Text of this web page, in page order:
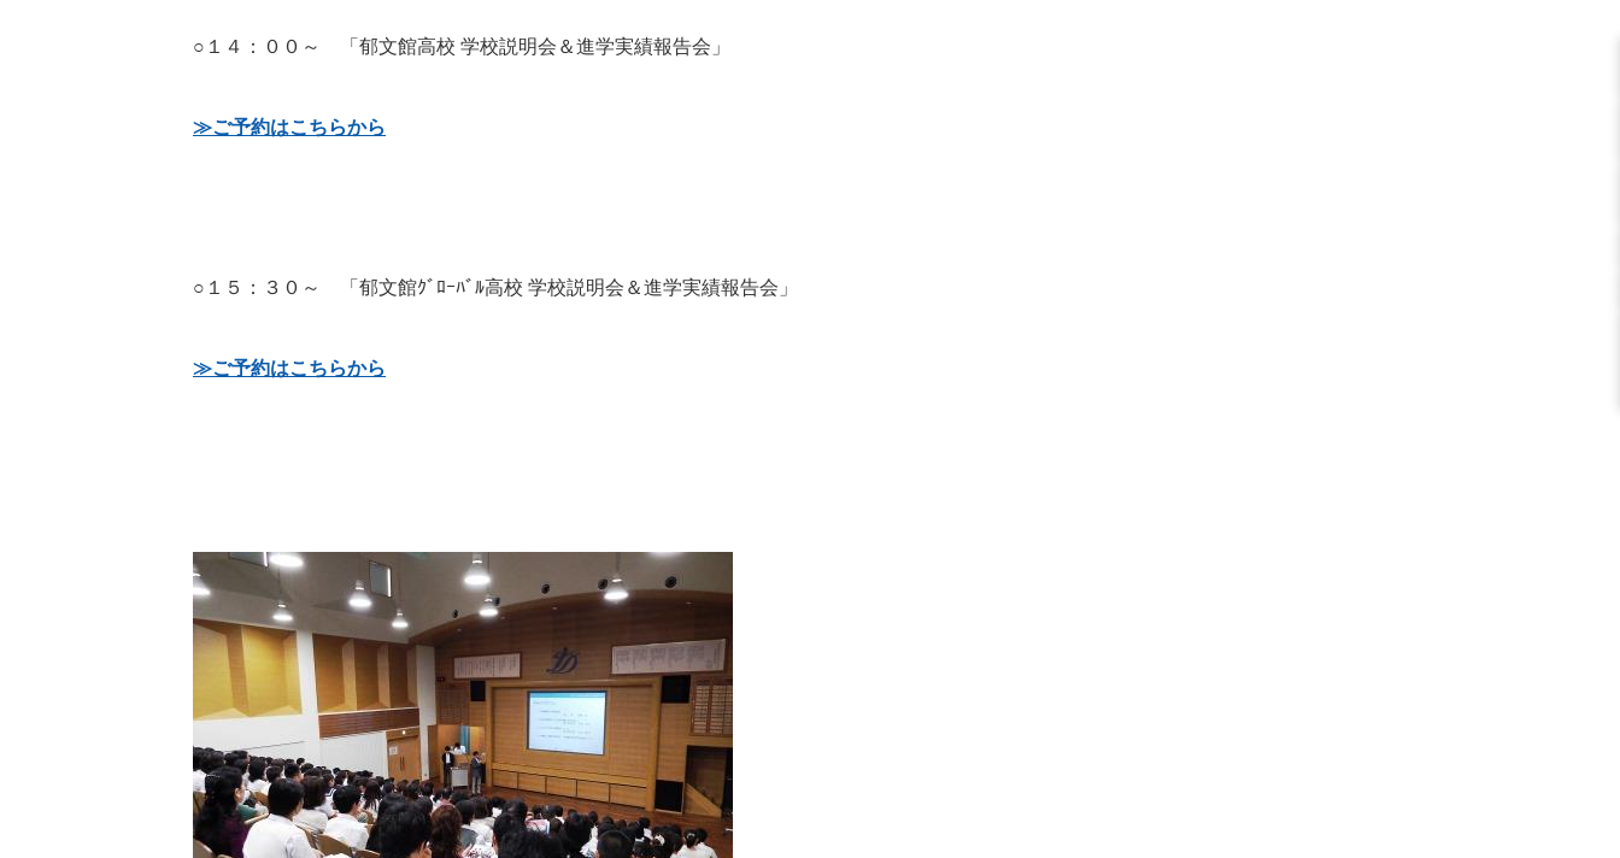
○１４：００～ 「郁文館高校 学校説明会＆進学実績報告会」
≫ご予約はこちらから
○１５：３０～ 「郁文館ｸﾞﾛｰﾊﾞﾙ高校 学校説明会＆進学実績報告会」
≫ご予約はこちらから